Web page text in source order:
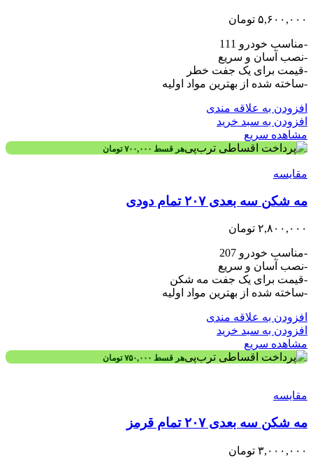
۵,۶۰۰,۰۰۰ تومان
-مناسب خودرو 111
-نصب آسان و سریع
-قیمت برای یک جفت خطر
-ساخته شده از بهترین مواد اولیه
افزودن به علاقه مندی
افزودن به سبد خرید
مشاهده سریع
هر قسط ۷۰۰,۰۰۰ تومان
مقایسه
مه شکن سه بعدی ۲۰۷ تمام دودی
۲,۸۰۰,۰۰۰ تومان
-مناسب خودرو 207
-نصب آسان و سریع
-قیمت برای یک جفت مه شکن
-ساخته شده از بهترین مواد اولیه
افزودن به علاقه مندی
افزودن به سبد خرید
مشاهده سریع
هر قسط ۷۵۰,۰۰۰ تومان
مقایسه
مه شکن سه بعدی ۲۰۷ تمام قرمز
۳,۰۰۰,۰۰۰ تومان